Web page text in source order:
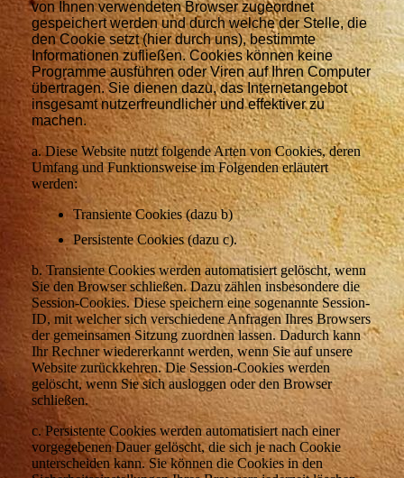
von Ihnen verwendeten Browser zugeordnet
gespeichert werden und durch welche der Stelle, die
den Cookie setzt (hier durch uns), bestimmte
Informationen zufließen. Cookies können keine
Programme ausführen oder Viren auf Ihren Computer
übertragen. Sie dienen dazu, das Internetangebot
insgesamt nutzerfreundlicher und effektiver zu
machen.
a. Diese Website nutzt folgende Arten von Cookies, deren
Umfang und Funktionsweise im Folgenden erläutert
werden:
Transiente Cookies (dazu b)
Persistente Cookies (dazu c).
b. Transiente Cookies werden automatisiert gelöscht, wenn
Sie den Browser schließen. Dazu zählen insbesondere die
Session-Cookies. Diese speichern eine sogenannte Session-
ID, mit welcher sich verschiedene Anfragen Ihres Browsers
der gemeinsamen Sitzung zuordnen lassen. Dadurch kann
Ihr Rechner wiedererkannt werden, wenn Sie auf unsere
Website zurückkehren. Die Session-Cookies werden
gelöscht, wenn Sie sich ausloggen oder den Browser
schließen.
c. Persistente Cookies werden automatisiert nach einer
vorgegebenen Dauer gelöscht, die sich je nach Cookie
unterscheiden kann. Sie können die Cookies in den